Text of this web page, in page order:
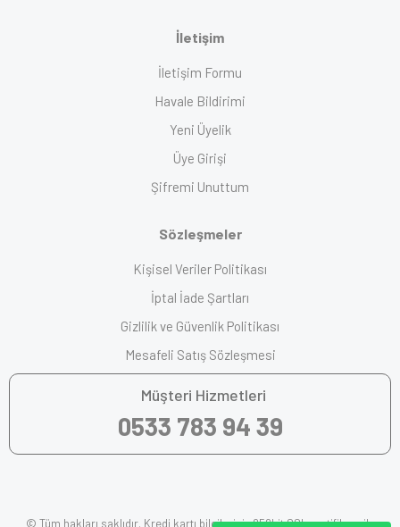
İletişim
İletişim Formu
Havale Bildirimi
Yeni Üyelik
Üye Girişi
Şifremi Unuttum
Sözleşmeler
Kişisel Veriler Politikası
İptal İade Şartları
Gizlilik ve Güvenlik Politikası
Mesafeli Satış Sözleşmesi
Müşteri Hizmetleri
0533 783 94 39
© Tüm hakları saklıdır. Kredi kartı bilgileriniz 256bit SSL sertifikası ile